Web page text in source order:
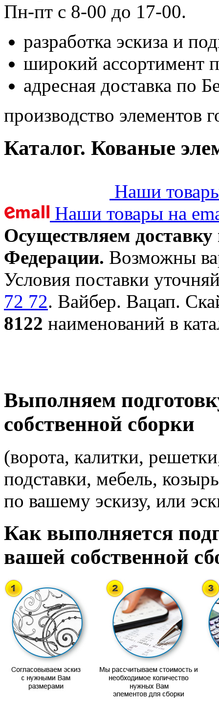
Пн-пт c 8-00 до 17-00.
разработка эскиза и
широкий ассортимент
адресная доставка по
производство элементов
Каталог. Кованые
Наши
Наши товары на
Осуществляем
Федерации. Возможны
Условия поставки
72 72. Вайбер. Вацап.
8122 наименований в
Выполняем
собственной сборки
(ворота, калитки,
подставки, мебель,
по вашему эскизу, или
Как выполняется
вашей собственной